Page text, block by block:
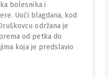
bolesnika i
Uoči blagdana, kod
održana je
od petka do
koja je predslavio